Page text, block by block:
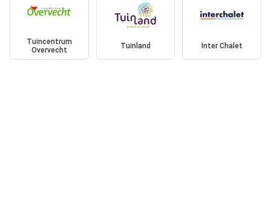
Tuincentrum
Overvecht
Tuinland Inter Chalet